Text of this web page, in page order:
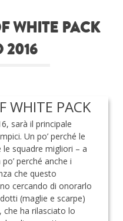
WHITE PACK
2016
WHITE PACK
sarà il principale
Un po’ perché le
squadre migliori – a
perché anche i
che questo
cercando di onorarlo
(maglie e scarpe)
che ha rilasciato lo